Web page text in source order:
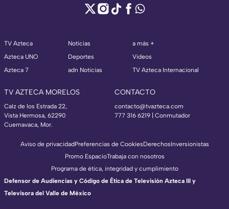
TV Azteca
Azteca UNO
Azteca 7
Noticias
Deportes
adn Noticias
a más +
Videos
TV Azteca Internacional
TV AZTECA MORELOS
Calz de los Estrada 22,
Vista Hermosa, 62290
Cuernavaca, Mor.
CONTACTO
contacto@tvazteca.com
777 316 6219 | Conmutador
Aviso de privacidadPreferencias de CookiesDerechosInversionistas
Promo EspacioTrabaja con nosotros
Programa de ética, integridad y cumplimiento
Defensor de Audiencias y Código de Ética de Televisión Azteca III y
Televisora del Valle de México